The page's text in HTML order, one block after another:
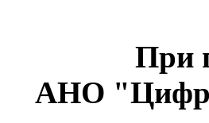
При
АНО